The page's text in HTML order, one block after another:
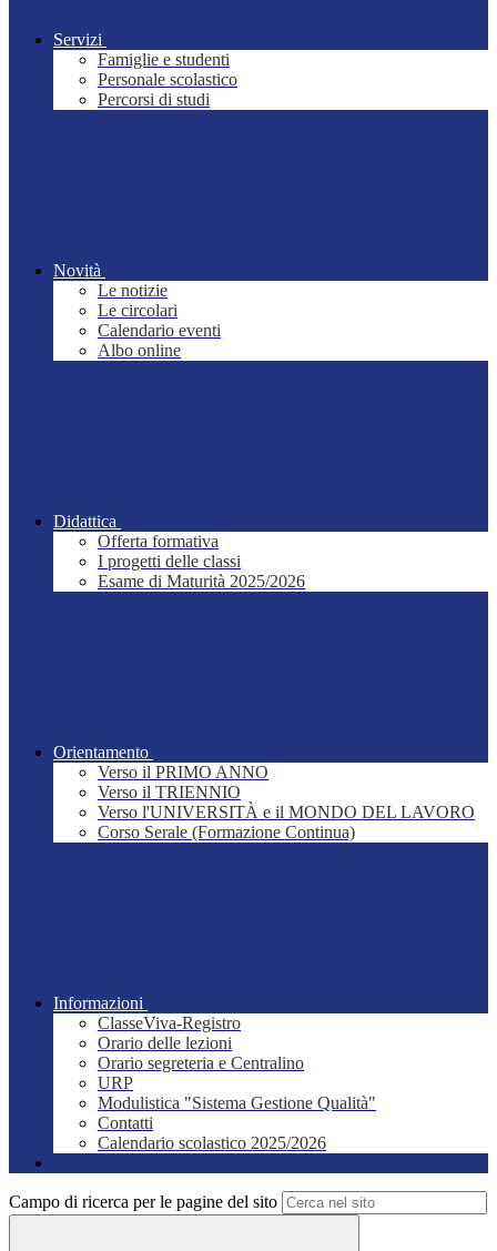
Servizi
Famiglie e studenti
Personale scolastico
Percorsi di studi
Novità
Le notizie
Le circolari
Calendario eventi
Albo online
Didattica
Offerta formativa
I progetti delle classi
Esame di Maturità 2025/2026
Orientamento
Verso il PRIMO ANNO
Verso il TRIENNIO
Verso l'UNIVERSITÀ e il MONDO DEL LAVORO
Corso Serale (Formazione Continua)
Informazioni
ClasseViva-Registro
Orario delle lezioni
Orario segreteria e Centralino
URP
Modulistica "Sistema Gestione Qualità"
Contatti
Calendario scolastico 2025/2026
Campo di ricerca per le pagine del sito